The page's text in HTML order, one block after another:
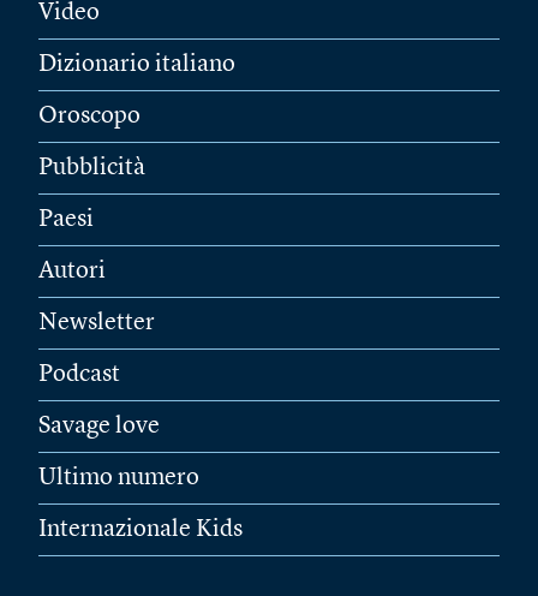
Video
Dizionario italiano
Oroscopo
Pubblicità
Paesi
Autori
Newsletter
Podcast
Savage love
Ultimo numero
Internazionale Kids